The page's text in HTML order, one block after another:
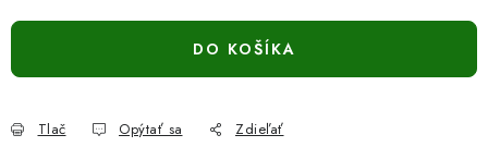
DO KOŠÍKA
Tlač Opýtať sa Zdieľať